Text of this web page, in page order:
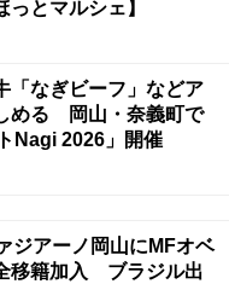
とマルシェ】
「なぎビーフ」などア
める 岡山・奈義町で
Nagi 2026」開催
ジアーノ岡山にMFオベ
移籍加入 ブラジル出